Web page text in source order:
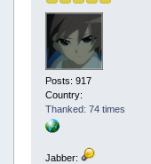
Posts: 917
Country:
Thanked: 74 times
Jabber: